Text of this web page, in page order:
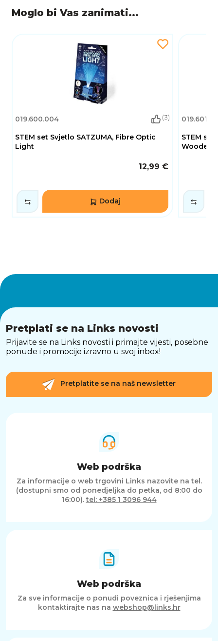
Moglo bi Vas zanimati...
019.600.004 (3)
STEM set Svjetlo SATZUMA, Fibre Optic
Light
12,99 €
Dodaj
STEM set
Wooden
Pretplati se na Links novosti
Prijavite se na Links novosti i primajte vijesti, posebne
ponude i promocije izravno u svoj inbox!
Pretplatite se na naš newsletter
Web podrška
Za informacije o web trgovini Links nazovite na tel.
(dostupni smo od ponedjeljka do petka, od 8:00 do
16:00).tel: +385 1 3096 944
Web podrška
Za sve informacije o ponudi poveznica i rješenjima
kontaktirajte nas na webshop@links.hr